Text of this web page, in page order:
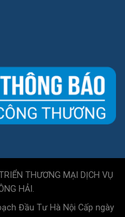
THƯƠNG MẠI DỊCH VỤ
HẢI.
Đầu Tư Hà Nội Cấp ngày